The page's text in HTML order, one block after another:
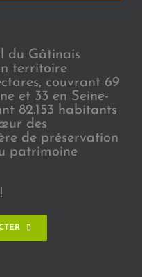
du Gâtinais
territoire
couvrant 69
et 33 en Seine-
82.153 habitants
des
de préservation
patrimoine